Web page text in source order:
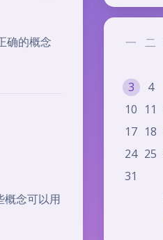
一 二
3
4
10 11
17 18
24 25
31
确的概念
概念可以用